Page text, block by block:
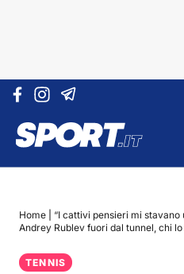
Vai al contenuto
Home
“I cattivi pensieri mi stavano
Andrey Rublev fuori dal tunnel, chi
TENNIS